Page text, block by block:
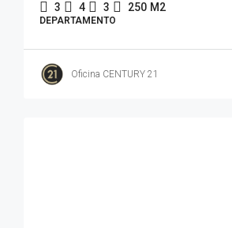
3 4 3 250 M2
DEPARTAMENTO
Oficina CENTURY 21